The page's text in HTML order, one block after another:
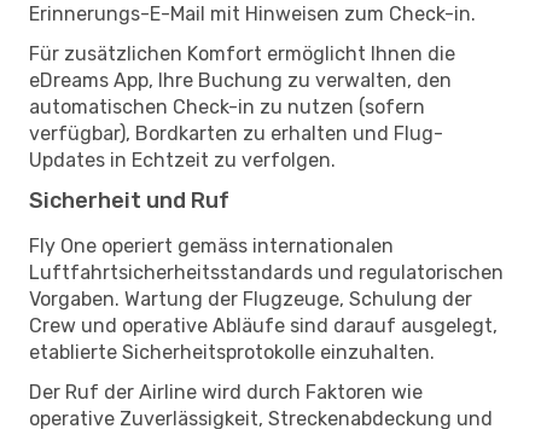
Erinnerungs-E-Mail mit Hinweisen zum Check-in.
Für zusätzlichen Komfort ermöglicht Ihnen die
eDreams App, Ihre Buchung zu verwalten, den
automatischen Check-in zu nutzen (sofern
verfügbar), Bordkarten zu erhalten und Flug-
Updates in Echtzeit zu verfolgen.
Sicherheit und Ruf
Fly One operiert gemäss internationalen
Luftfahrtsicherheitsstandards und regulatorischen
Vorgaben. Wartung der Flugzeuge, Schulung der
Crew und operative Abläufe sind darauf ausgelegt,
etablierte Sicherheitsprotokolle einzuhalten.
Der Ruf der Airline wird durch Faktoren wie
operative Zuverlässigkeit, Streckenabdeckung und